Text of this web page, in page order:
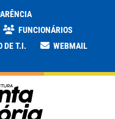
FUNCIONÁRIOS
DE T.I.
WEBMAIL